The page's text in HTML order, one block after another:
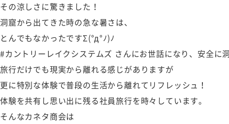
その涼しさに驚きました！
洞窟から出てきた時の急な暑さは、
とんでもなかったですΣ(°д°ﾉ)ﾉ
#カントリーレイクシステムズ さんにお世話になり、安全に
旅行だけでも現実から離れる感じがありますが
更に特別な体験で普段の生活から離れてリフレッシュ！
体験を共有し思い出に残る社員旅行を時々しています。
そんなカネタ商会は